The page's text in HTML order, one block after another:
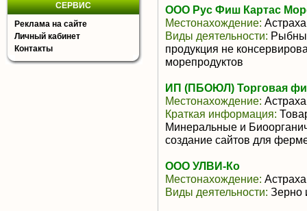
СЕРВИС
Реклама на сайте
Личный кабинет
Контакты
ООО Рус Фиш Картас
Местонахождение:
Виды деятельности:
продукция не
морепродуктов
ИП (ПБОЮЛ) Торговая
Местонахождение:
Краткая информация:
Минеральные и
создание сайтов для
ООО УЛВИ-Ко
Местонахождение:
Виды деятельности: Зерно